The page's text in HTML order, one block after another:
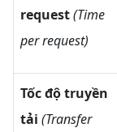
request(Time
per request)
Tốc độ truyền
tải (Transfer